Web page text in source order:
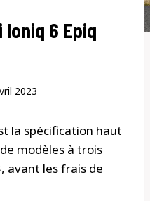
6 Epiq
2023
la spécification haut
modèles à trois
avant les frais de